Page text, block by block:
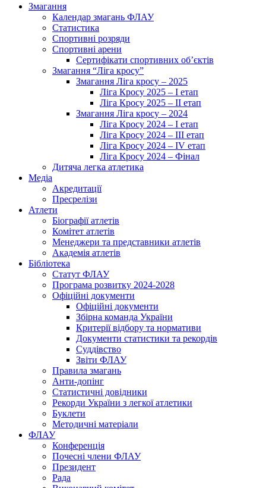
Змагання
Календар змагань ФЛАУ
Статистика
Спортивні розряди
Спортивні арени
Сертифікати спортивних об’єктів
Змагання “Ліга кросу”
Змагання Ліга кросу – 2025
Ліга Кросу 2025 – I етап
Ліга Кросу 2025 – II етап
Змагання Ліга кросу – 2024
Ліга Кросу 2024 – I етап
Ліга Кросу 2024 – III етап
Ліга Кросу 2024 – IV етап
Ліга Кросу 2024 – Фінал
Дитяча легка атлетика
Медіа
Акредитації
Пресрелізи
Атлети
Біографії атлетів
Комітет атлетів
Менеджери та представники атлетів
Академія атлетів
Бібліотека
Статут ФЛАУ
Програма розвитку 2024-2028
Офіційні документи
Офіційні документи
Збірна команда України
Критерії відбору та нормативи
Документи статистики та рекордів
Суддівство
Звіти ФЛАУ
Правила змагань
Анти-допінг
Статистичні довідники
Рекорди України з легкої атлетики
Буклети
Методичні матеріали
ФЛАУ
Конференція
Почесні члени ФЛАУ
Президент
Рада